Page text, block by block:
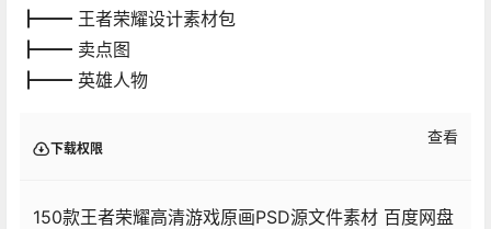
┣━━ 王者荣耀设计素材包
┣━━ 卖点图
┣━━ 英雄人物
下载权限
查看
150款王者荣耀高清游戏原画PSD源文件素材 百度网盘